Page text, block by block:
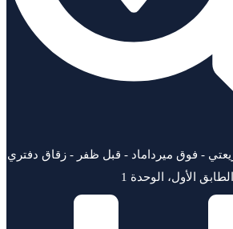
- فوق ميرداماد - قبل ظفر - زقاق دفتري